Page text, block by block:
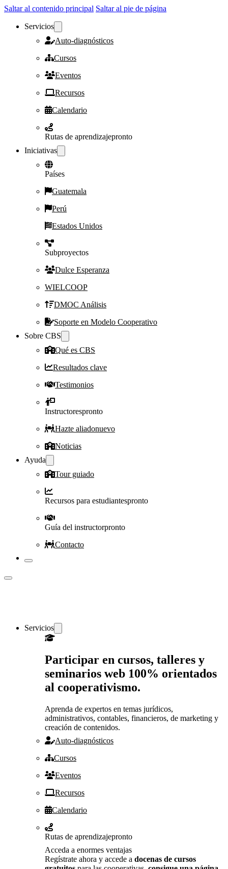
Saltar al contenido principal Saltar al pie de página
Servicios
Auto-diagnósticos
Cursos
Eventos
Recursos
Calendario
Rutas de aprendizajepronto
Iniciativas
Países
Guatemala
Perú
Estados Unidos
Subproyectos
Dulce Esperanza
WIELCOOP
DMOC Análisis
Soporte en Modelo Cooperativo
Sobre CBS
Qué es CBS
Resultados clave
Testimonios
Instructorespronto
Hazte aliadonuevo
Noticias
Ayuda
Tour guiado
Recursos para estudiantespronto
Guía del instructorpronto
Contacto
Servicios
Participar en cursos, talleres y
seminarios web 100% orientados
al cooperativismo.
Aprenda de expertos en temas jurídicos,
administrativos, contables, financieros, de marketing y
creación de contenidos.
Auto-diagnósticos
Cursos
Eventos
Recursos
Calendario
Rutas de aprendizajepronto
Acceda a enormes ventajas
Regístrate ahora y accede a docenas de cursos